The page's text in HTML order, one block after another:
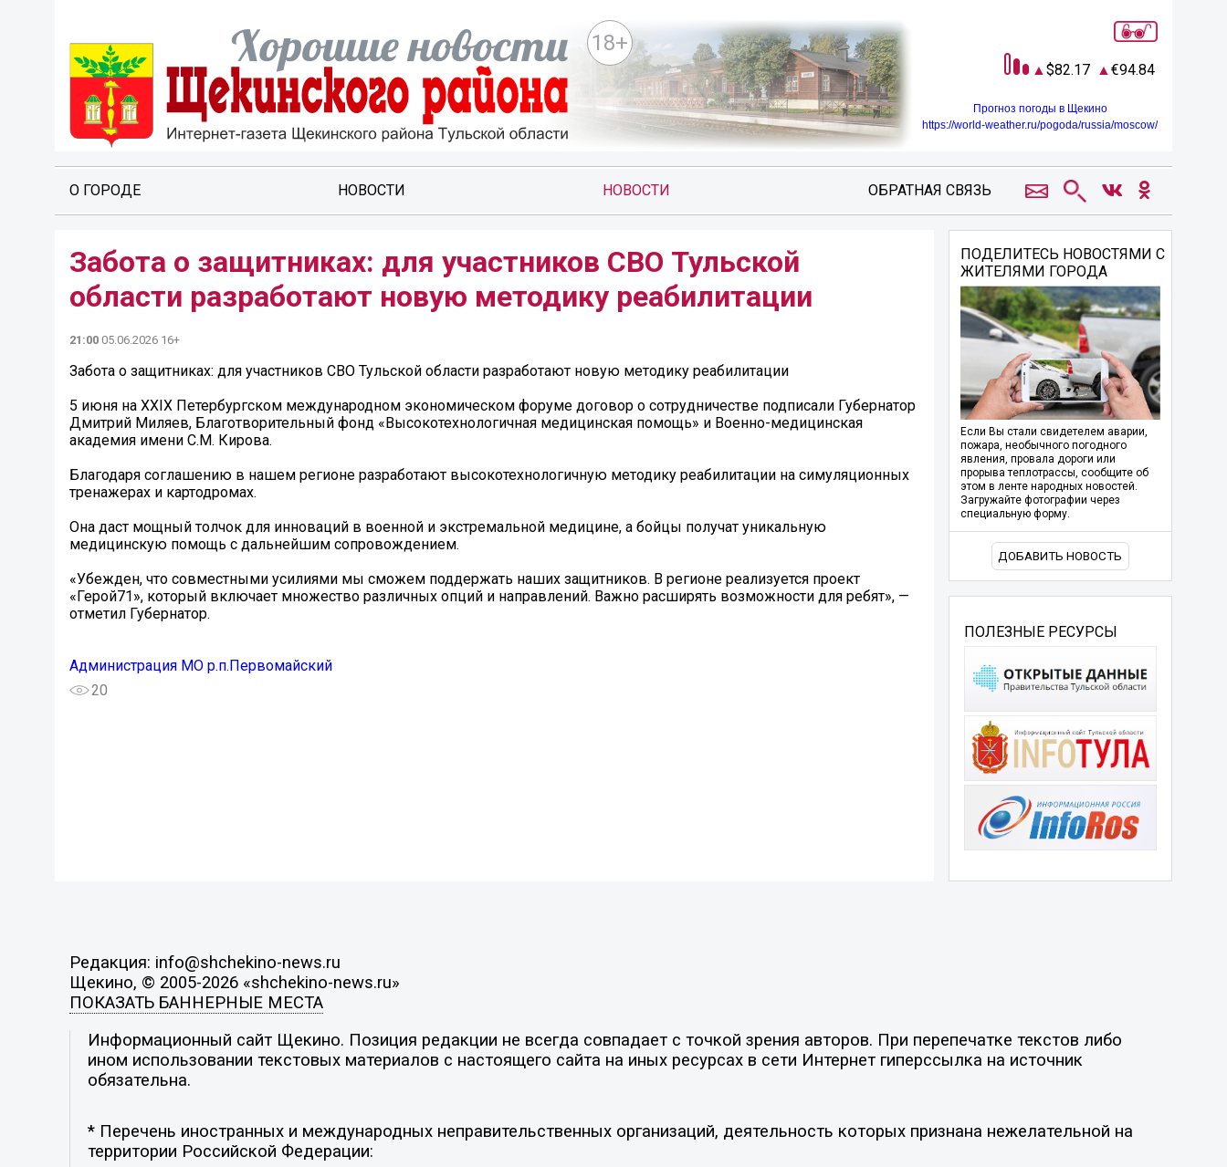
18+
82.17 94.84
Прогноз погоды в Щекино
https://world-weather.ru/pogoda/russia/moscow/
О ГОРОДЕ НОВОСТИ НОВОСТИ ОБРАТНАЯ СВЯЗЬ
Забота о защитниках: для участников СВО Тульской
области разработают новую методику реабилитации
21:00 05.06.2026 16+
Забота о защитниках: для участников СВО Тульской области разработают новую методику реабилитации
5 июня на XXIX Петербургском международном экономическом форуме договор о сотрудничестве подписали Губернатор
Дмитрий Миляев, Благотворительный фонд «Высокотехнологичная медицинская помощь» и Военно-медицинская
академия имени С.М. Кирова.
Благодаря соглашению в нашем регионе разработают высокотехнологичную методику реабилитации на симуляционных
тренажерах и картодромах.
Она даст мощный толчок для инноваций в военной и экстремальной медицине, а бойцы получат уникальную
медицинскую помощь с дальнейшим сопровождением.
«Убежден, что совместными усилиями мы сможем поддержать наших защитников. В регионе реализуется проект
«Герой71», который включает множество различных опций и направлений. Важно расширять возможности для ребят», —
отметил Губернатор.
Администрация МО р.п.Первомайский
20
ПОДЕЛИТЕСЬ НОВОСТЯМИ С
ЖИТЕЛЯМИ ГОРОДА
Если Вы стали свидетелем аварии,
пожара, необычного погодного
явления, провала дороги или
прорыва теплотрассы, сообщите об
этом в ленте народных новостей.
Загружайте фотографии через
специальную форму.
ДОБАВИТЬ НОВОСТЬ
ПОЛЕЗНЫЕ РЕСУРСЫ
Редакция: info@shchekino-news.ru
Щекино, © 2005-2026 «shchekino-news.ru»
ПОКАЗАТЬ БАННЕРНЫЕ МЕСТА
Информационный сайт Щекино. Позиция редакции не всегда совпадает с точкой зрения авторов. При перепечатке текстов либо
ином использовании текстовых материалов с настоящего сайта на иных ресурсах в сети Интернет гиперссылка на источник
обязательна.
* Перечень иностранных и международных неправительственных организаций, деятельность которых признана нежелательной на
территории Российской Федерации: